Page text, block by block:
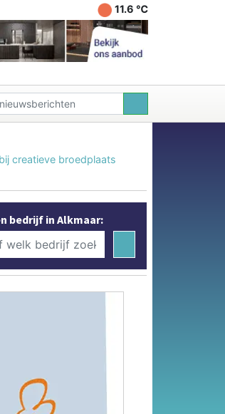
11.6 ℃
creatieve broedplaats
bedrijf in Alkmaar: